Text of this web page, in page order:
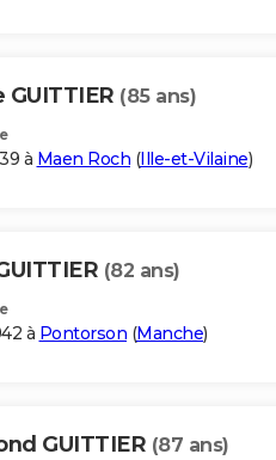
GUITTIER (85 ans)
à Maen Roch (Ille-et-Vilaine)
(82 ans)
à Pontorson (Manche)
GUITTIER (87 ans)